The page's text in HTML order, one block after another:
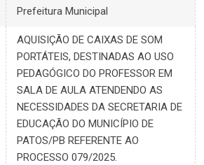
Prefeitura Municipal
AQUISIÇÃO DE CAIXAS DE SOM
PORTÁTEIS, DESTINADAS AO USO
PEDAGÓGICO DO PROFESSOR EM
SALA DE AULA ATENDENDO AS
NECESSIDADES DA SECRETARIA DE
EDUCAÇÃO DO MUNICÍPIO DE
PATOS/PB REFERENTE AO
PROCESSO 079/2025.